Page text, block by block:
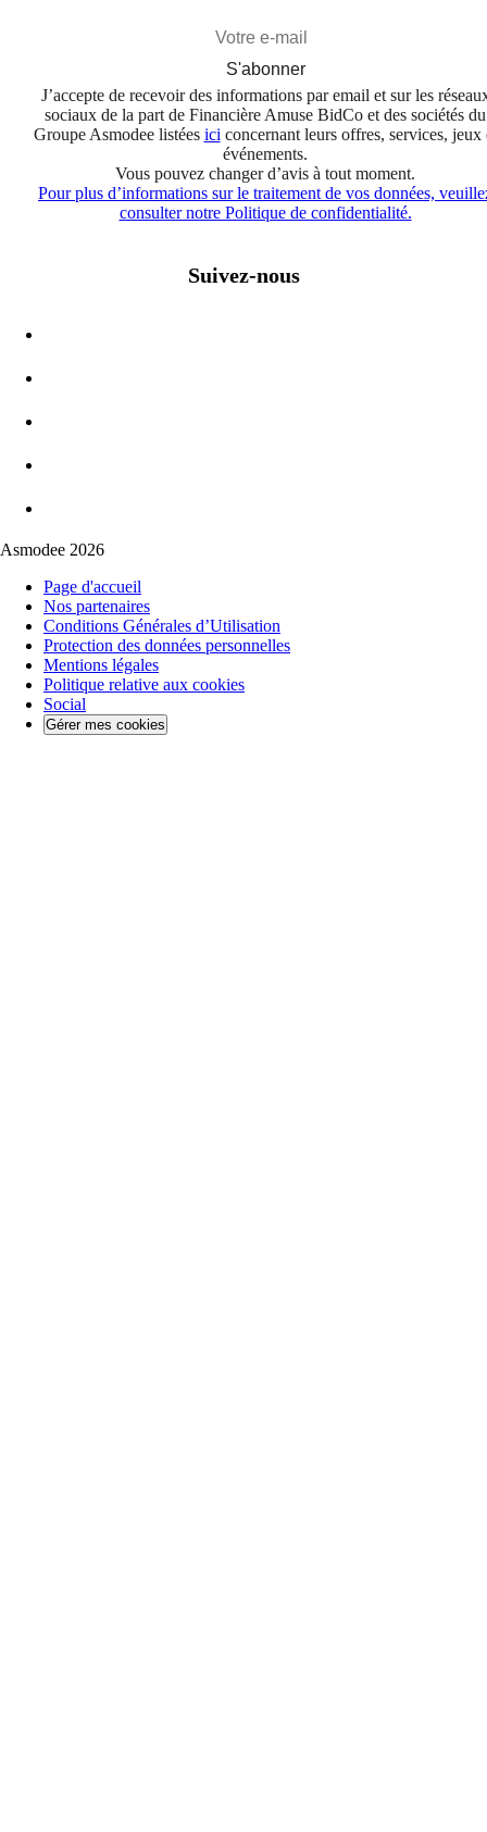
S'abonner
J’accepte de recevoir des informations par email et sur les
sociaux de la part de Financière Amuse BidCo et des sociétés du
Groupe Asmodee listées ici concernant leurs offres, services, jeux
événements.
Vous pouvez changer d’avis à tout moment.
Pour plus d’informations sur le traitement de vos données,
consulter notre Politique de confidentialité.
Suivez-nous
Asmodee 2026
Page d'accueil
Nos partenaires
Conditions Générales d’Utilisation
Protection des données personnelles
Mentions légales
Politique relative aux cookies
Social
Gérer mes cookies